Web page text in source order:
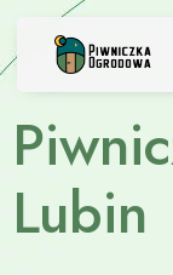
content
Lubin